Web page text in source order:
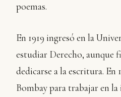
poemas.
En 1919 ingresó en la
estudiar Derecho, aunque
dedicarse a la escritura. En
Bombay para trabajar en